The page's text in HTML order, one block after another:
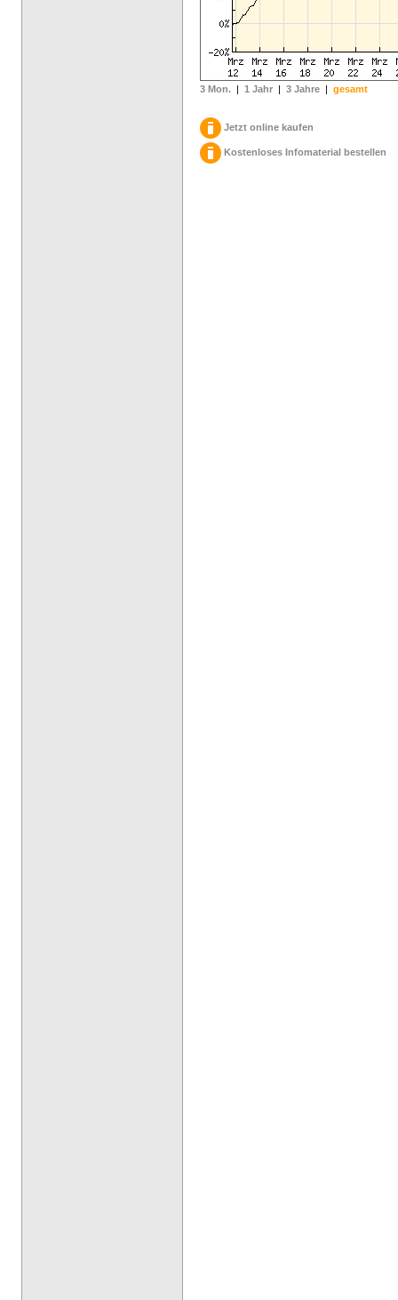
3 Mon. | 1 Jahr | 3 Jahre | gesamt
Jetzt online kaufen
Kostenloses Infomaterial bestellen